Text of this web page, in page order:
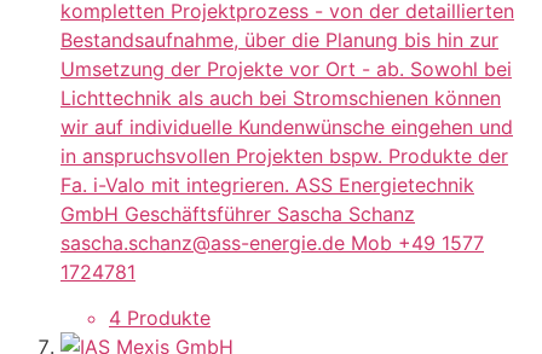
kompletten Projektprozess - von der detaillierten
Bestandsaufnahme, über die Planung bis hin zur
Umsetzung der Projekte vor Ort - ab. Sowohl bei
Lichttechnik als auch bei Stromschienen können
wir auf individuelle Kundenwünsche eingehen und
in anspruchsvollen Projekten bspw. Produkte der
Fa. i-Valo mit integrieren. ASS Energietechnik
GmbH Geschäftsführer Sascha Schanz
sascha.schanz@ass-energie.de Mob +49 1577
1724781
4 Produkte